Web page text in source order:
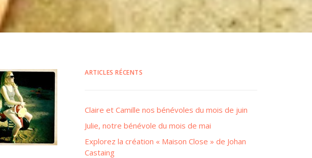
ARTICLES RÉCENTS
Claire et Camille nos bénévoles du mois de juin
Julie, notre bénévole du mois de mai
Explorez la création « Maison Close » de Johan
Castaing